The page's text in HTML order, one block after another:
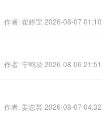
作者: 翟婷罡 2026-08-07 01:10
作者: 宁鸣琰 2026-08-06 21:51
作者: 姜忠芸 2026-08-07 04:32